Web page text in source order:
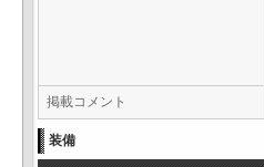
掲載コメント
装備